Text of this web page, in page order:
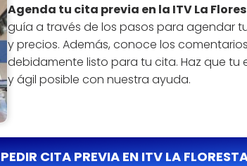
Agenda tu cita previa en la ITV La
guía a través de los pasos para agendar
y precios. Además, conoce los
debidamente listo para tu cita. Haz que tu
y ágil posible con nuestra ayuda.
PEDIR CITA PREVIA EN ITV LA